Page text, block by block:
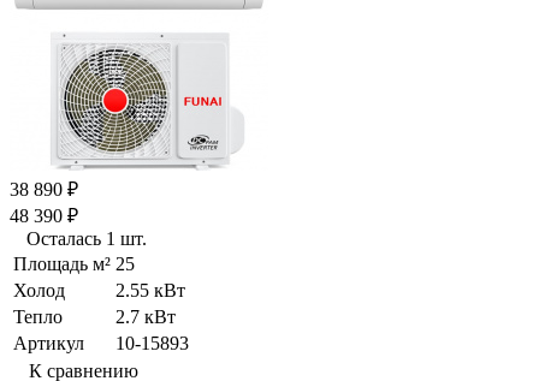
38 890 ₽
48 390 ₽
Осталась 1 шт.
Площадь м² 25
Холод
2.55 кВт
Тепло
2.7 кВт
Артикул
10-15893
К сравнению